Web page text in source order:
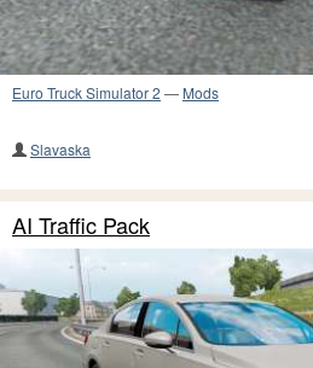
Euro Truck Simulator 2 — Mods
Slavaska
AI Traffic Pack